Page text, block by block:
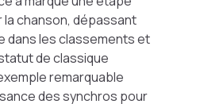
chanson, dépassant
dans les classements et
de classique
remarquable
des synchros pour